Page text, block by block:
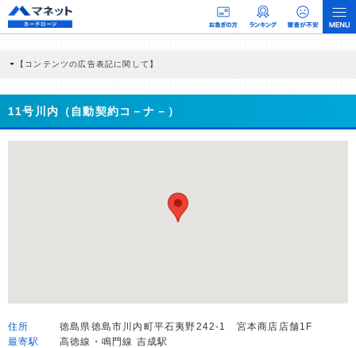
【コンテンツの広告表記に関して】
商品を根拠なくPRするものではなく、当編集部の調査／ユーザーへの口コミ収集な
どに基づき、公平性を担保した情報提供を行っています。
>提携企業一覧
11号川内（自動契約コ－ナ－）
住所
徳島県徳島市川内町平石夷野242-1 宮本商店店舗1F
最寄駅
高徳線・鳴門線 吉成駅